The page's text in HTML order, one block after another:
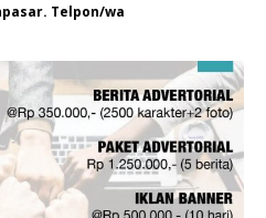
Telpon/wa